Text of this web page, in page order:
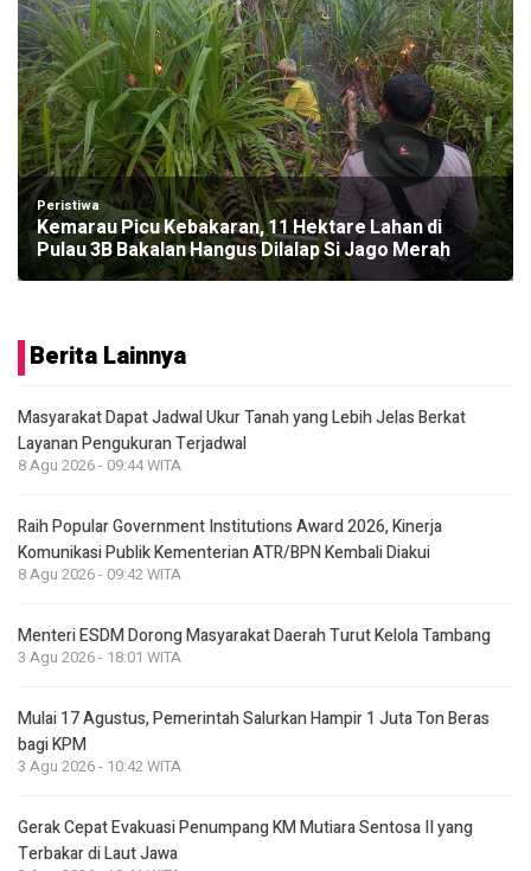
Peristiwa
Kemarau Picu Kebakaran, 11 Hektare Lahan di
Pulau 3B Bakalan Hangus Dilalap Si Jago Merah
Berita Lainnya
Masyarakat Dapat Jadwal Ukur Tanah yang Lebih Jelas Berkat
Layanan Pengukuran Terjadwal
8 Agu 2026 - 09:44 WITA
Raih Popular Government Institutions Award 2026, Kinerja
Komunikasi Publik Kementerian ATR/BPN Kembali Diakui
8 Agu 2026 - 09:42 WITA
Menteri ESDM Dorong Masyarakat Daerah Turut Kelola Tambang
3 Agu 2026 - 18:01 WITA
Mulai 17 Agustus, Pemerintah Salurkan Hampir 1 Juta Ton Beras
bagi KPM
3 Agu 2026 - 10:42 WITA
Gerak Cepat Evakuasi Penumpang KM Mutiara Sentosa II yang
Terbakar di Laut Jawa